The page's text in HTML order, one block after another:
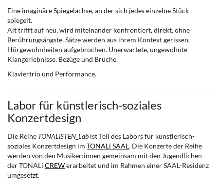
Eine imaginäre Spiegelachse, an der sich jedes einzelne Stück
spiegelt.
Alt trifft auf neu, wird miteinander konfrontiert, direkt, ohne
Berührungsängste. Sätze werden aus ihrem Kontext gerissen,
Hörgewohnheiten aufgebrochen. Unerwartete, ungewohnte
Klangerlebnisse. Bezüge und Brüche.
Klaviertrio und Performance.
Labor für künstlerisch-soziales
Konzertdesign
Die Reihe TONALiSTEN_Lab ist Teil des Labors für künstlerisch-
soziales Konzertdesign im TONALi SAAL. Die Konzerte der Reihe
werden von den Musiker:innen gemeinsam mit den Jugendlichen
der TONALi CREWerarbeitet und im Rahmen einer SAAL-Residenz
umgesetzt.